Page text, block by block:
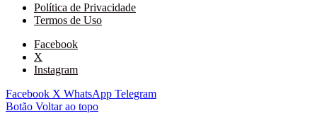
Política de Privacidade
Termos de Uso
Facebook
X
Instagram
Facebook X WhatsApp Telegram
Botão Voltar ao topo